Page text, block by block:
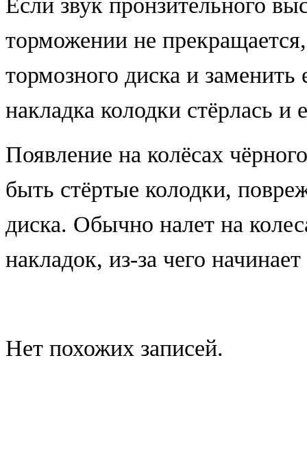
Если звук пронзительного
торможении не
тормозного диска и
накладка колодки стёрлась
Появление на колёсах
быть стёртые колодки,
диска. Обычно налет на
накладок, из-за чего
Нет похожих записей.